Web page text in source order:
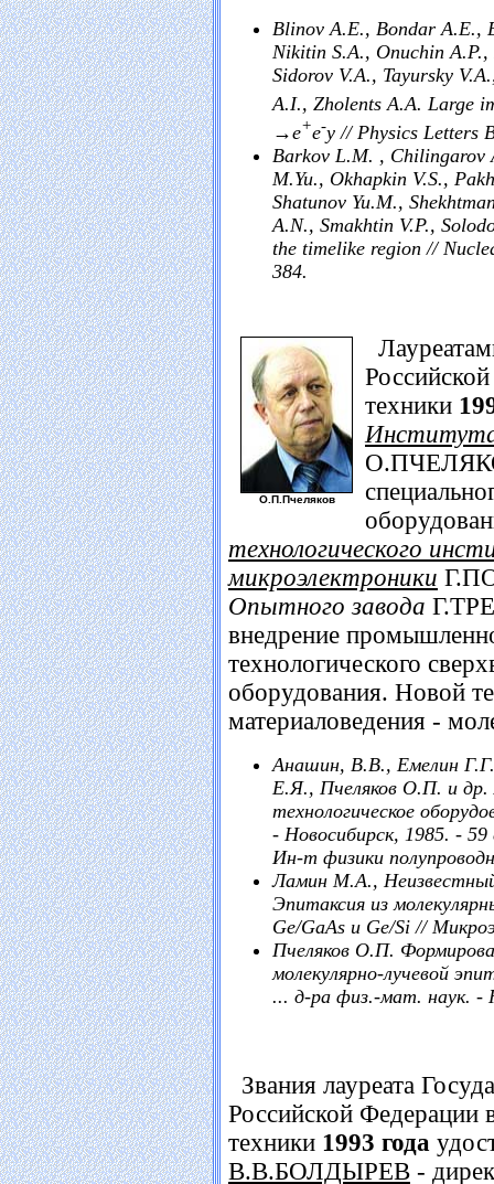
Blinov A.E., Bondar A.E.,
Nikitin S.A., Onuchin A.P.,
Sidorov V.A., Tayursky
A.I., Zholents A.A. Large
→e+e-y // Physics Letters
Barkov L.M. , Chilingarov
M.Yu., Okhapkin V.S.,
Shatunov Yu.M.,
A.N., Smakhtin V.P.,
the timelike region //
384.
О.П.Пчеляков
техники
Института
технологического
микроэлектроники
Опытного завода
внедрение
технологического
оборудования. Новой
материаловедения -
Анашин, В.В., Емелин
Е.Я., Пчеляков О.П. и др.
технологическое
- Новосибирск, 1985. -
Ин-т физики
Ламин М.А.,
Эпитаксия из
Ge/GaAs и Ge/Si //
Пчеляков О.П.
молекулярно-лучевой
... д-ра физ.-мат. наук. -
Звания лауреата
Российской Федерации
техники 1993 года
В.В.БОЛДЫРЕВ -